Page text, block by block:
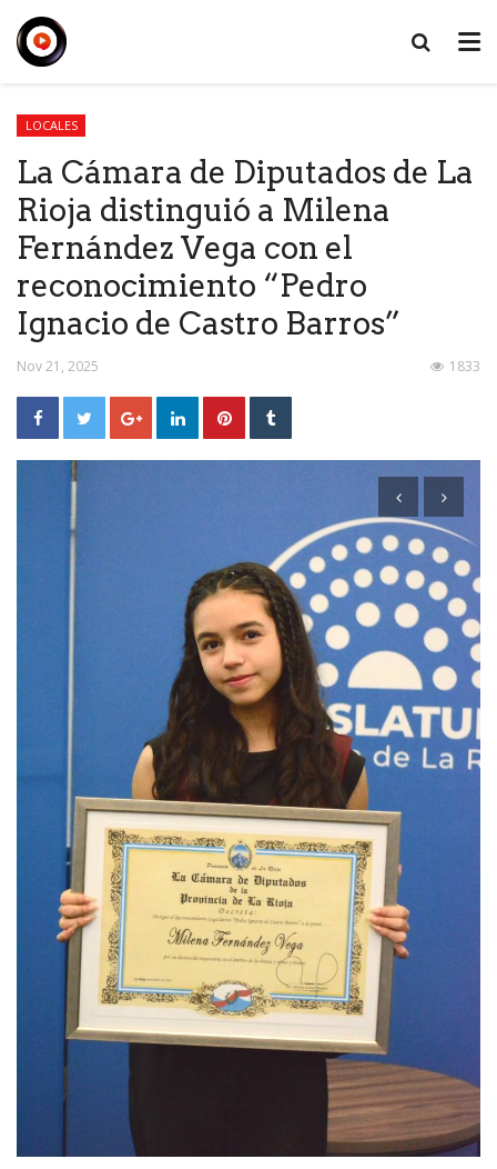
LOCALES
La Cámara de Diputados de La
Rioja distinguió a Milena
Fernández Vega con el
reconocimiento “Pedro
Ignacio de Castro Barros”
Nov 21, 2025 1833